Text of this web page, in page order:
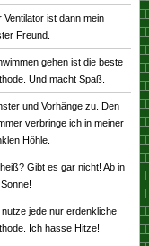
Ventilator ist dann mein
Freund.
gehen ist die beste
Und macht Spaß.
und Vorhänge zu. Den
verbringe ich in meiner
Höhle.
Gibt es gar nicht! Ab in
nutze jede nur erdenkliche
Ich hasse Hitze!